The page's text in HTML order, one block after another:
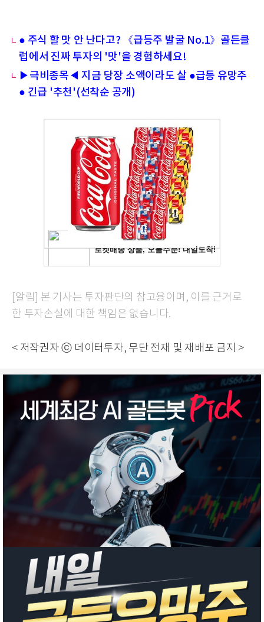
● 주식 할 맛 안 난다고? 《급등주 발굴 No.1》골든클
럽에서 진짜 투자의 '맛'을 경험하세요!
▶극비종목◀ 지금 당장 소액이라도 살 ●급등 유망주
● 긴급 '추천'(선착순 공개)
[알림] 본 기사는 투자판단의 참고용이며, 이를 근거로
한 투자손실에 대한 책임은 없습니다.
< 저작권자 ⓒ 데이터투자, 무단 전재 및 재배포 금지 >